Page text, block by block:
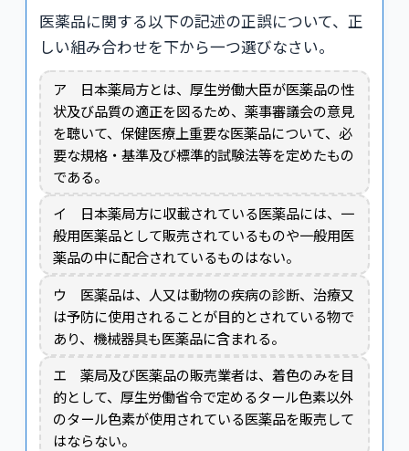
医薬品に関する以下の記述の正誤について、正
しい組み合わせを下から一つ選びなさい。
ア 日本薬局方とは、厚生労働大臣が医薬品の性
状及び品質の適正を図るため、薬事審議会の意見
を聴いて、保健医療上重要な医薬品について、必
要な規格・基準及び標準的試験法等を定めたもの
である。
イ 日本薬局方に収載されている医薬品には、一
般用医薬品として販売されているものや一般用医
薬品の中に配合されているものはない。
ウ 医薬品は、人又は動物の疾病の診断、治療又
は予防に使用されることが目的とされている物で
あり、機械器具も医薬品に含まれる。
エ 薬局及び医薬品の販売業者は、着色のみを目
的として、厚生労働省令で定めるタール色素以外
のタール色素が使用されている医薬品を販売して
はならない。